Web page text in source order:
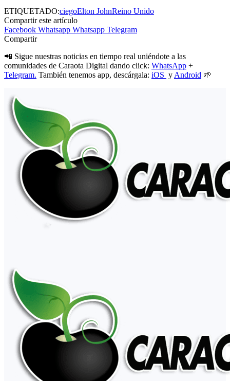
ETIQUETADO:ciegoElton JohnReino Unido
Compartir este artículo
Facebook Whatsapp Whatsapp Telegram
Compartir
📲 Sigue nuestras noticias en tiempo real uniéndote a las
comunidades de Caraota Digital dando click: WhatsApp +
Telegram. También tenemos app, descárgala: iOS y Android 🌱